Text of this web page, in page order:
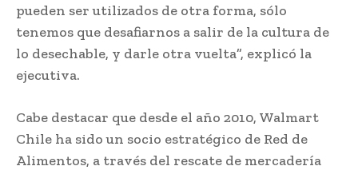
pueden ser utilizados de otra forma, sólo
tenemos que desafiarnos a salir de la cultura de
lo desechable, y darle otra vuelta”, explicó la
ejecutiva.
Cabe destacar que desde el año 2010, Walmart
Chile ha sido un socio estratégico de Red de
Alimentos, a través del rescate de mercadería